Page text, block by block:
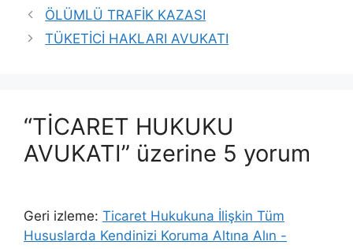
ÖLÜMLÜ TRAFİK KAZASI
TÜKETİCİ HAKLARI AVUKATI
“TİCARET HUKUKU
AVUKATI” üzerine 5 yorum
Geri izleme: Ticaret Hukukuna İlişkin Tüm
Hususlarda Kendinizi Koruma Altına Alın -